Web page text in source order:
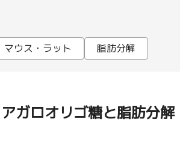
マウス・ラット 脂肪分解
アガロオリゴ糖と脂肪分解